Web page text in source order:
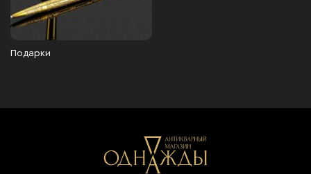
Подарки